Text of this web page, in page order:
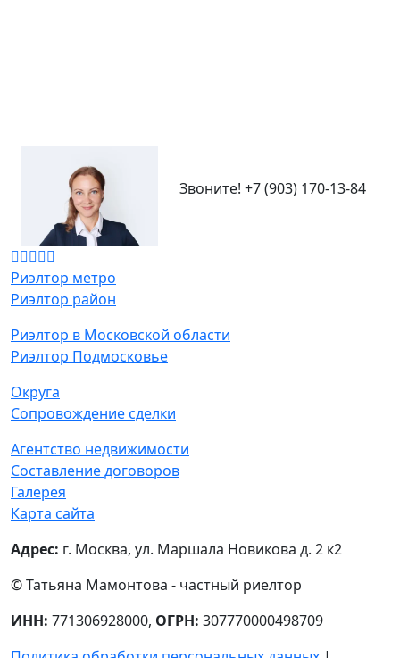
Риэлтор метро
Риэлтор район
Риэлтор в Московской области
Риэлтор Подмосковье
Округа